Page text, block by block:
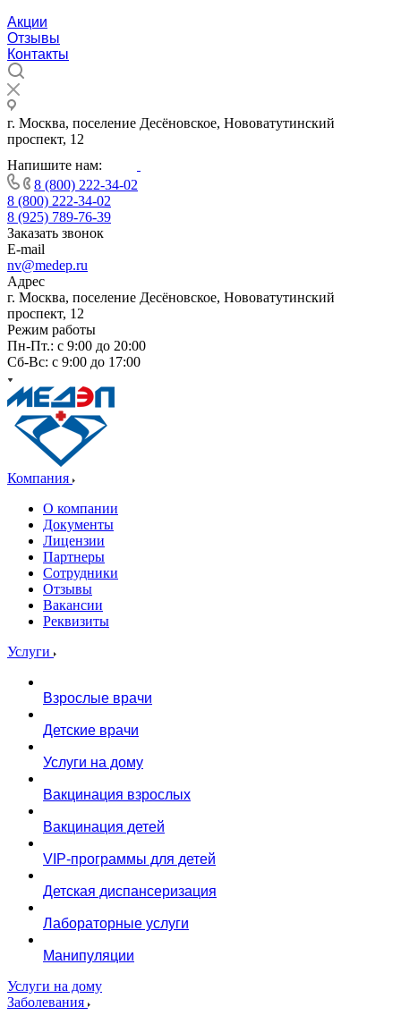
Акции
Отзывы
Контакты
г. Москва, поселение Десёновское, Нововатутинский
проспект, 12
Напишите нам:
8 (800) 222-34-02
8 (800) 222-34-02
8 (925) 789-76-39
Заказать звонок
E-mail
nv@medep.ru
Адрес
г. Москва, поселение Десёновское, Нововатутинский
проспект, 12
Режим работы
Пн-Пт.: с 9:00 до 20:00
Cб-Вс: с 9:00 до 17:00
Компания
О компании
Документы
Лицензии
Партнеры
Сотрудники
Отзывы
Вакансии
Реквизиты
Услуги
Взрослые врачи
Детские врачи
Услуги на дому
Вакцинация взрослых
Вакцинация детей
VIP-программы для детей
Детская диспансеризация
Лабораторные услуги
Манипуляции
Услуги на дому
Заболевания